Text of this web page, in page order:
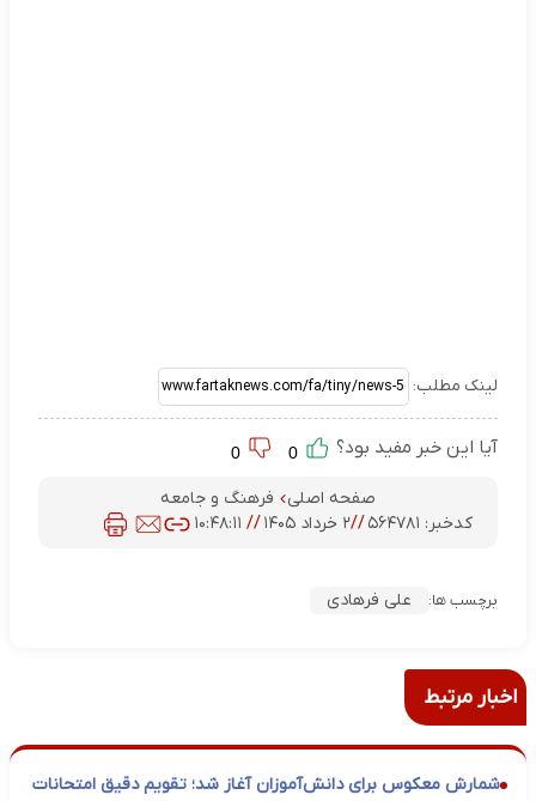
لینک مطلب:
آیا این خبر مفید بود؟
صفحه اصلی
فرهنگ و جامعه
کدخبر: ۵۶۴۷۸۱ //۲ خرداد ۱۴۰۵ // ۱۰:۴۸:۱۱
برچسب ها: علی فرهادی
اخبار مرتبط
شمارش معکوس برای دانش‌آموزان آغاز شد؛ تقویم دقیق امتحانات